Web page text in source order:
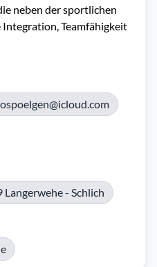
neben der sportlichen
Teamfähigkeit
ospoelgen@icloud.com
Langerwehe - Schlich